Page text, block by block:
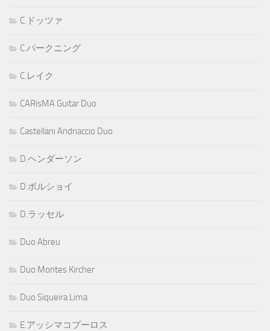
C.ドッツァ
C.パークニング
C.レイク
CARisMA Guitar Duo
Castellani Andriaccio Duo
D.ヘンダーソン
D.ボルショイ
D.ラッセル
Duo Abreu
Duo Montes Kircher
Duo Siqueira Lima
E.アッシマコプーロス